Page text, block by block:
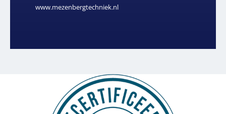
www.mezenbergtechniek.nl